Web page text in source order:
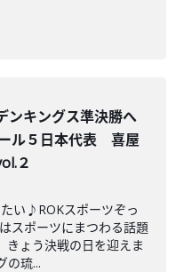
ンキングス準決勝へ
ル５日本代表 喜屋
２
い♪ROKスポーツぞっ
スポーツにまつわる話題
きょう決戦の日を迎えま
の琉...